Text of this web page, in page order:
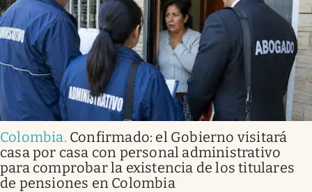
Colombia. Confirmado: el Gobierno visitará
casa por casa con personal administrativo
para comprobar la existencia de los titulares
de pensiones en Colombia